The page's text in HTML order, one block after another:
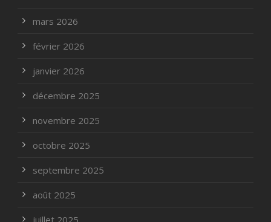
mars 2026
février 2026
janvier 2026
décembre 2025
novembre 2025
octobre 2025
septembre 2025
août 2025